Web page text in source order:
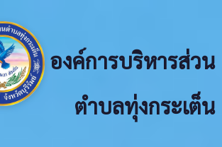
องค์การบริหารส่วน
ตำบลทุ่งกระเต็น